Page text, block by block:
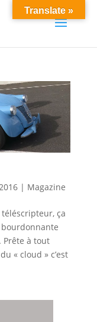
| Magazine
téléscripteur, ça
Prête à tout
« cloud » c’est
Translate »